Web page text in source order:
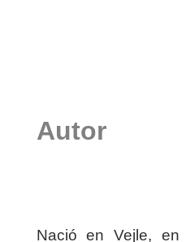
Autor
Nació en Vejle,